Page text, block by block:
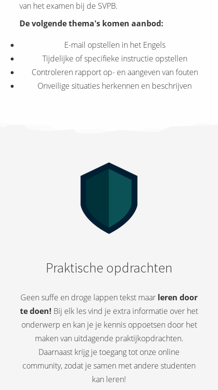
van het examen bij de SVPB.
De volgende thema's komen aanbod:
E-mail opstellen in het Engels
Tijdelijke of specifieke instructie opstellen
Controleren rapport op- en aangeven van fouten
Onveilige situaties herkennen en beschrijven
Praktische opdrachten
Geen suffe en droge lappen tekst maar leren door
te doen! Bij elk les vind je extra informatie over het
onderwerp en kan je je kennis oppoetsen door het
maken van uitdagende praktijkopdrachten.
Daarnaast krijg je toegang tot onze online
community, zodat je samen met andere studenten
kan leren!